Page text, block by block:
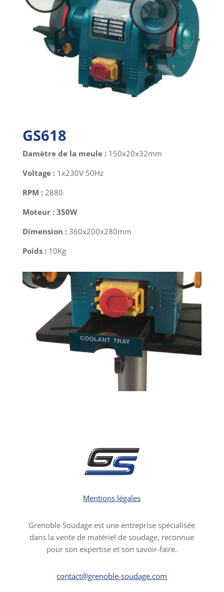
GS618
Damètre de la meule : 150x20x32mm
Voltage :1x230V 50Hz
RPM :2880
Moteur : 350W
Dimension :360x200x280mm
Poids : 10Kg
Mentions légales
Grenoble Soudage est une entreprise spécialisée
dans la vente de matériel de soudage, reconnue
pour son expertise et son savoir-faire.
contact@grenoble-soudage.com